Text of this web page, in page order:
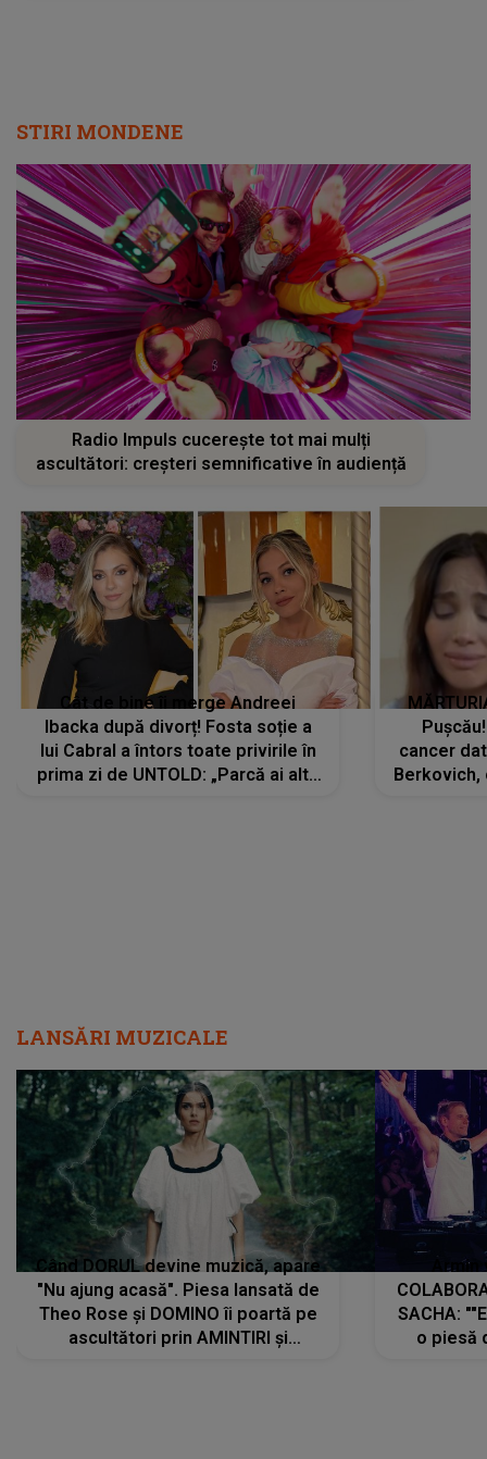
STIRI MONDENE
Radio Impuls cucerește tot mai mulți
ascultători: creșteri semnificative în audiență
Cât de bine îi merge Andreei
Ibacka după divorț! Fosta soție a
lui Cabral a întors toate privirile în
prima zi de UNTOLD: „Parcă ai altă
cancer
LANSĂRI MUZICALE
Când DORUL devine muzică, apare
"Nu ajung acasă". Piesa lansată de
Theo Rose și DOMINO îi poartă pe
ascultători prin AMINTIRI și
SACHA:
o piesă